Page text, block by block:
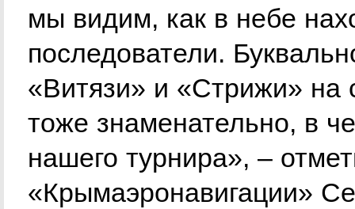
мы видим, как в небе
последователи.
«Витязи» и «Стрижи» на
тоже знаменательно, в
нашего турнира», –
«Крымаэронавигации»